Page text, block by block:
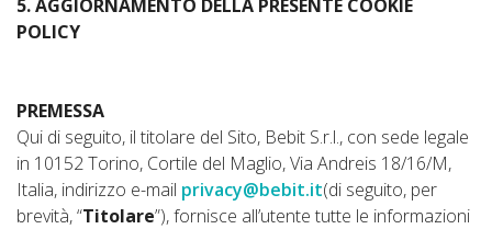
5. AGGIORNAMENTO DELLA PRESENTE COOKIE
POLICY
PREMESSA
Qui di seguito, il titolare del Sito, Bebit S.r.l., con sede legale
in 10152 Torino, Cortile del Maglio, Via Andreis 18/16/M,
Italia, indirizzo e-mail privacy@bebit.it(di seguito, per
brevità, “Titolare”), fornisce all’utente tutte le informazioni